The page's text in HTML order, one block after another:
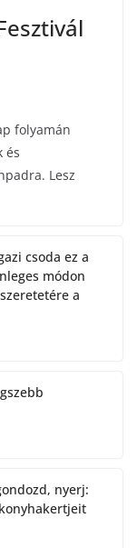
folyamán
és
Lesz
csoda ez a
módon
a
nyerj: